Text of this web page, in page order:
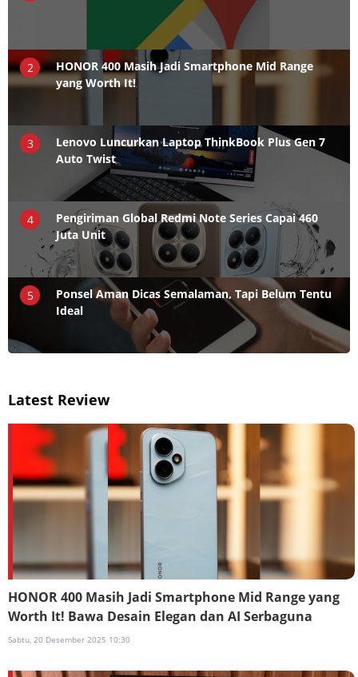
2
HONOR 400 Masih Jadi Smartphone Mid Range
yang Worth It!
3
Lenovo Luncurkan Laptop ThinkBook Plus Gen 7
Auto Twist
4
Pengiriman Global Redmi Note Series Capai 460
Juta Unit
5
Ponsel Aman Dicas Semalaman, Tapi Belum Tentu
Ideal
Latest Review
HONOR 400 Masih Jadi Smartphone Mid Range yang
Worth It! Bawa Desain Elegan dan AI Serbaguna
Sabtu, 20 Desember 2025 10:30